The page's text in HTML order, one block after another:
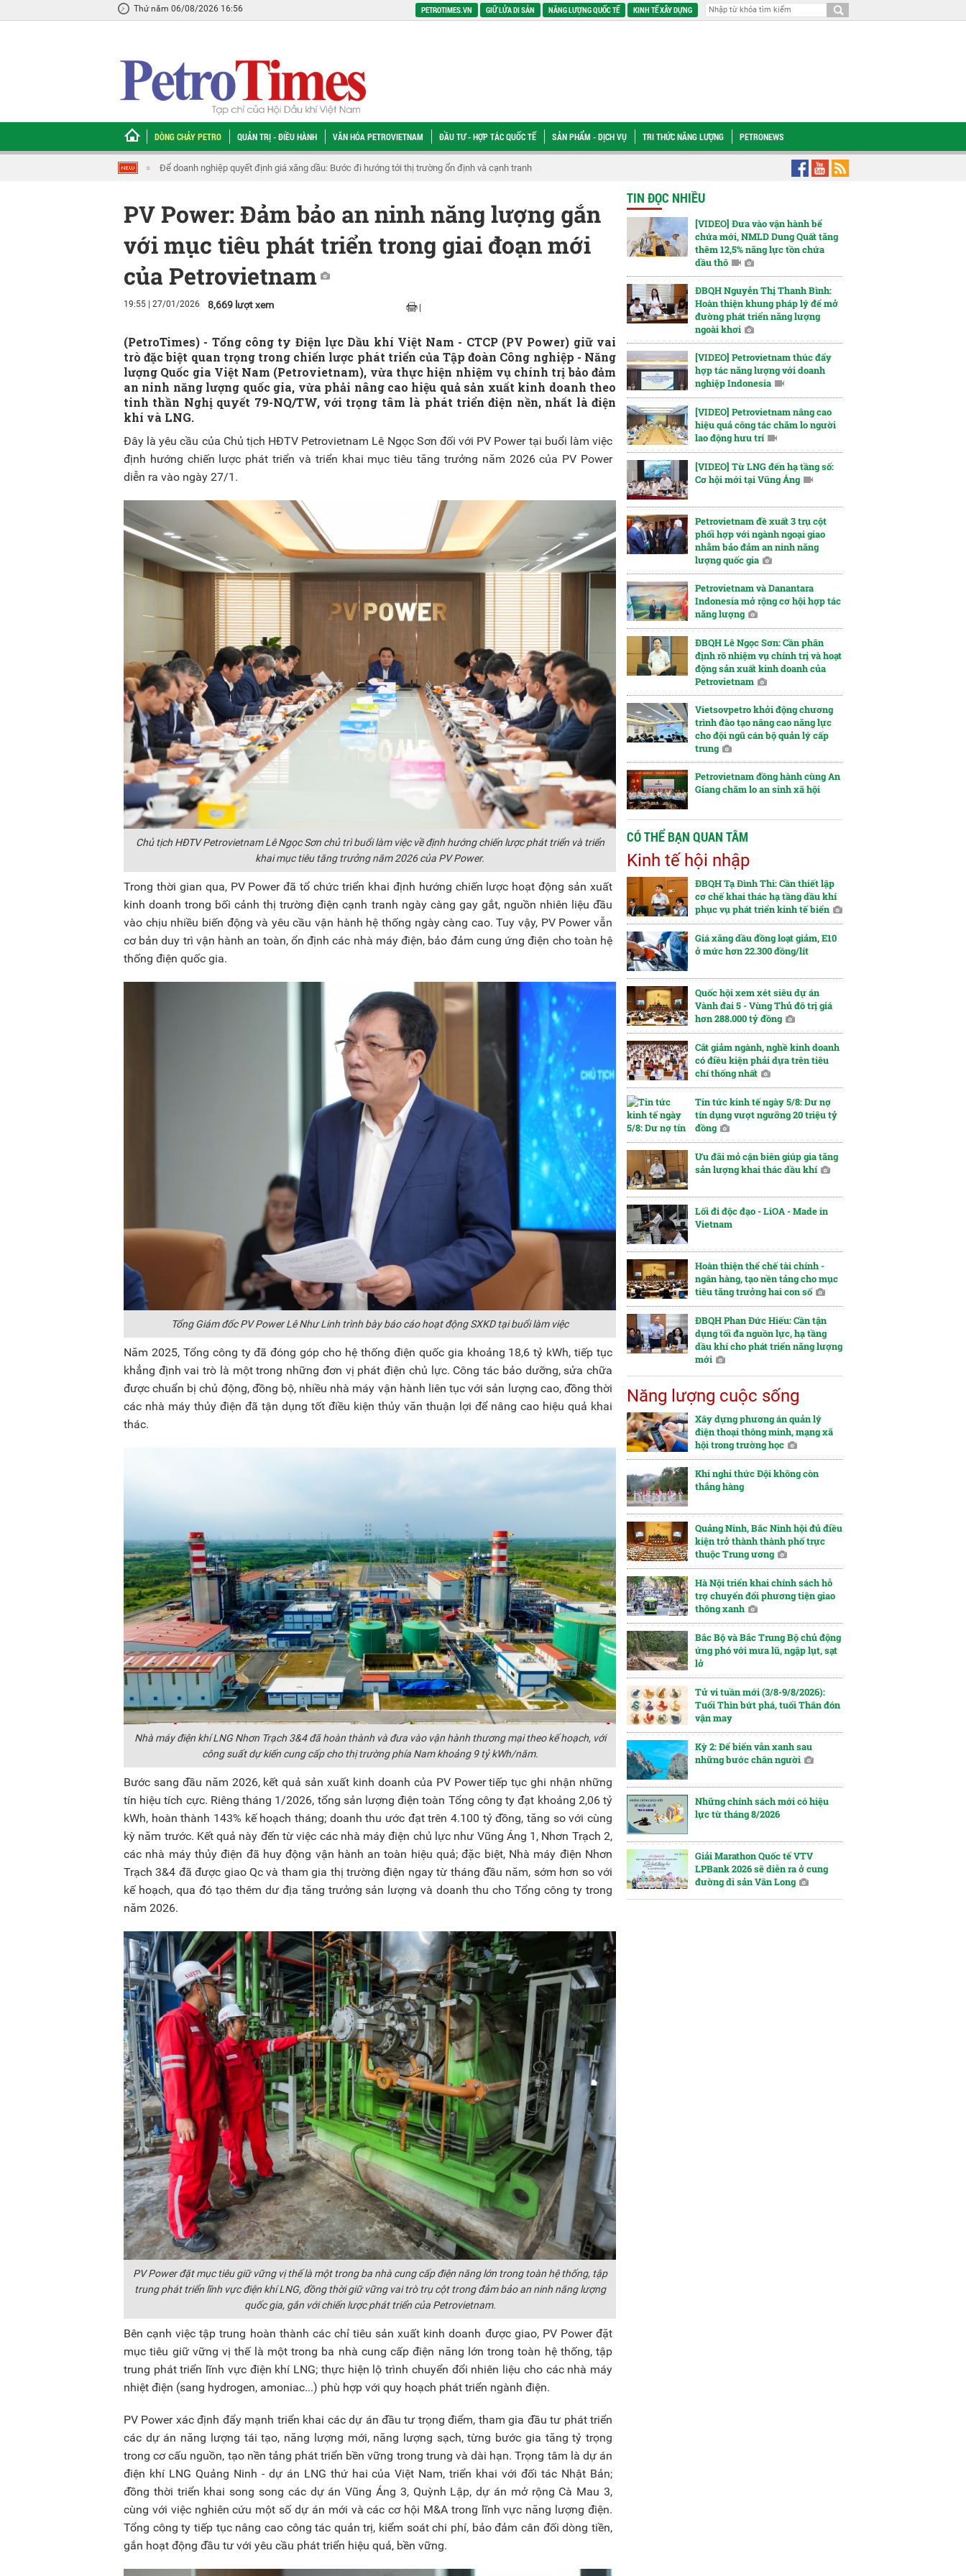
Thứ năm 06/08/2026 16:56 PETROTIMES.VN GIỮ LỬA DI SẢN NĂNG LƯỢNG QUỐC TẾ KINH TẾ XÂY DỰNG
DÒNG CHẢY PETRO QUẢN TRỊ - ĐIỀU HÀNH VĂN HÓA PETROVIETNAM ĐẦU TƯ - HỢP TÁC QUỐC TẾ SẢN PHẨM - DỊCH VỤ TRI THỨC NĂNG LƯỢNG PETRONEWS
ĐBQH Tạ Đình Thi: Cần thiết lập cơ chế khai thác hạ tầng dầu khí phục vụ phát triển kinh tế biển Chi bộ PVNDB sinh hoạt định kỳ tháng 8/2026 với chủ đề “Khát vọng tìm dầu để làm giàu cho Tổ
PV Power: Đảm bảo an ninh năng lượng gắn
với mục tiêu phát triển trong giai đoạn mới
của Petrovietnam
19:55 | 27/01/2026 8,669 lượt xem |
(PetroTimes) - Tổng công ty Điện lực Dầu khí Việt Nam - CTCP (PV Power) giữ vai
trò đặc biệt quan trọng trong chiến lược phát triển của Tập đoàn Công nghiệp - Năng
lượng Quốc gia Việt Nam (Petrovietnam), vừa thực hiện nhiệm vụ chính trị bảo đảm
an ninh năng lượng quốc gia, vừa phải nâng cao hiệu quả sản xuất kinh doanh theo
tinh thần Nghị quyết 79-NQ/TW, với trọng tâm là phát triển điện nền, nhất là điện
khí và LNG.
Đây là yêu cầu của Chủ tịch HĐTV Petrovietnam Lê Ngọc Sơn đối với PV Power tại buổi làm việc
định hướng chiến lược phát triển và triển khai mục tiêu tăng trưởng năm 2026 của PV Power
diễn ra vào ngày 27/1.
Chủ tịch HĐTV Petrovietnam Lê Ngọc Sơn chủ trì buổi làm việc về định hướng chiến lược phát triển và triển
khai mục tiêu tăng trưởng năm 2026 của PV Power.
Trong thời gian qua, PV Power đã tổ chức triển khai định hướng chiến lược hoạt động sản xuất
kinh doanh trong bối cảnh thị trường điện cạnh tranh ngày càng gay gắt, nguồn nhiên liệu đầu
vào chịu nhiều biến động và yêu cầu vận hành hệ thống ngày càng cao. Tuy vậy, PV Power vẫn
cơ bản duy trì vận hành an toàn, ổn định các nhà máy điện, bảo đảm cung ứng điện cho toàn hệ
thống điện quốc gia.
Tổng Giám đốc PV Power Lê Như Linh trình bày báo cáo hoạt động SXKD tại buổi làm việc
Năm 2025, Tổng công ty đã đóng góp cho hệ thống điện quốc gia khoảng 18,6 tỷ kWh, tiếp tục
khẳng định vai trò là một trong những đơn vị phát điện chủ lực. Công tác bảo dưỡng, sửa chữa
được chuẩn bị chủ động, đồng bộ, nhiều nhà máy vận hành liên tục với sản lượng cao, đồng thời
các nhà máy thủy điện đã tận dụng tốt điều kiện thủy văn thuận lợi để nâng cao hiệu quả khai
thác.
Nhà máy điện khí LNG Nhơn Trạch 3&4 đã hoàn thành và đưa vào vận hành thương mại theo kế hoạch, với
công suất dự kiến cung cấp cho thị trường phía Nam khoảng 9 tỷ kWh/năm.
Bước sang đầu năm 2026, kết quả sản xuất kinh doanh của PV Power tiếp tục ghi nhận những
tín hiệu tích cực. Riêng tháng 1/2026, tổng sản lượng điện toàn Tổng công ty đạt khoảng 2,06 tỷ
kWh, hoàn thành 143% kế hoạch tháng; doanh thu ước đạt trên 4.100 tỷ đồng, tăng so với cùng
kỳ năm trước. Kết quả này đến từ việc các nhà máy điện chủ lực như Vũng Áng 1, Nhơn Trạch 2,
các nhà máy thủy điện đã huy động vận hành an toàn hiệu quả; đặc biệt, Nhà máy điện Nhơn
Trạch 3&4 đã được giao Qc và tham gia thị trường điện ngay từ tháng đầu năm, sớm hơn so với
kế hoạch, qua đó tạo thêm dư địa tăng trưởng sản lượng và doanh thu cho Tổng công ty trong
năm 2026.
PV Power đặt mục tiêu giữ vững vị thế là một trong ba nhà cung cấp điện năng lớn trong toàn hệ thống, tập
trung phát triển lĩnh vực điện khí LNG, đồng thời giữ vững vai trò trụ cột trong đảm bảo an ninh năng lượng
quốc gia, gắn với chiến lược phát triển của Petrovietnam.
Bên cạnh việc tập trung hoàn thành các chỉ tiêu sản xuất kinh doanh được giao, PV Power đặt
mục tiêu giữ vững vị thế là một trong ba nhà cung cấp điện năng lớn trong toàn hệ thống, tập
trung phát triển lĩnh vực điện khí LNG; thực hiện lộ trình chuyển đổi nhiên liệu cho các nhà máy
nhiệt điện (sang hydrogen, amoniac...) phù hợp với quy hoạch phát triển ngành điện.
PV Power xác định đẩy mạnh triển khai các dự án đầu tư trọng điểm, tham gia đầu tư phát triển
các dự án năng lượng tái tạo, năng lượng mới, năng lượng sạch, từng bước gia tăng tỷ trọng
trong cơ cấu nguồn, tạo nền tảng phát triển bền vững trong trung và dài hạn. Trọng tâm là dự án
điện khí LNG Quảng Ninh - dự án LNG thứ hai của Việt Nam, triển khai với đối tác Nhật Bản;
đồng thời triển khai song song các dự án Vũng Áng 3, Quỳnh Lập, dự án mở rộng Cà Mau 3,
cùng với việc nghiên cứu một số dự án mới và các cơ hội M&A trong lĩnh vực năng lượng điện.
Tổng công ty tiếp tục nâng cao công tác quản trị, kiểm soát chi phí, bảo đảm cân đối dòng tiền,
gắn hoạt động đầu tư với yêu cầu phát triển hiệu quả, bền vững.
TIN ĐỌC NHIỀU
[VIDEO] Đưa vào vận hành bể
chứa mới, NMLD Dung Quất tăng
thêm 12,5% năng lực tồn chứa
dầu thô
ĐBQH Nguyễn Thị Thanh Bình:
Hoàn thiện khung pháp lý để mở
đường phát triển năng lượng
ngoài khơi
[VIDEO] Petrovietnam thúc đẩy
hợp tác năng lượng với doanh
nghiệp Indonesia
[VIDEO] Petrovietnam nâng cao
hiệu quả công tác chăm lo người
lao động hưu trí
[VIDEO] Từ LNG đến hạ tầng số:
Cơ hội mới tại Vũng Áng
Petrovietnam đề xuất 3 trụ cột
phối hợp với ngành ngoại giao
nhằm bảo đảm an ninh năng
lượng quốc gia
Petrovietnam và Danantara
Indonesia mở rộng cơ hội hợp tác
năng lượng
ĐBQH Lê Ngọc Sơn: Cần phân
định rõ nhiệm vụ chính trị và hoạt
động sản xuất kinh doanh của
Petrovietnam
Vietsovpetro khởi động chương
trình đào tạo nâng cao năng lực
cho đội ngũ cán bộ quản lý cấp
trung
Petrovietnam đồng hành cùng An
Giang chăm lo an sinh xã hội
CÓ THỂ BẠN QUAN TÂM
Kinh tế hội nhập
ĐBQH Tạ Đình Thi: Cần thiết lập
cơ chế khai thác hạ tầng dầu khí
phục vụ phát triển kinh tế biển
Giá xăng dầu đồng loạt giảm, E10
ở mức hơn 22.300 đồng/lít
Quốc hội xem xét siêu dự án
Vành đai 5 - Vùng Thủ đô trị giá
hơn 288.000 tỷ đồng
Cắt giảm ngành, nghề kinh doanh
có điều kiện phải dựa trên tiêu
chí thống nhất
Tin tức kinh tế ngày 5/8: Dư nợ
tín dụng vượt ngưỡng 20 triệu tỷ
đồng
Ưu đãi mỏ cận biên giúp gia tăng
sản lượng khai thác dầu khí
Lối đi độc đạo - LiOA - Made in
Vietnam
Hoàn thiện thể chế tài chính -
ngân hàng, tạo nền tảng cho mục
tiêu tăng trưởng hai con số
ĐBQH Phan Đức Hiếu: Cần tận
dụng tối đa nguồn lực, hạ tầng
dầu khí cho phát triển năng lượng
mới
Năng lượng cuộc sống
Xây dựng phương án quản lý
điện thoại thông minh, mạng xã
hội trong trường học
Khi nghi thức Đội không còn
thẳng hàng
Quảng Ninh, Bắc Ninh hội đủ điều
kiện trở thành thành phố trực
thuộc Trung ương
Hà Nội triển khai chính sách hỗ
trợ chuyển đổi phương tiện giao
thông xanh
Bắc Bộ và Bắc Trung Bộ chủ động
ứng phó với mưa lũ, ngập lụt, sạt
lở
Tử vi tuần mới (3/8-9/8/2026):
Tuổi Thìn bứt phá, tuổi Thân đón
vận may
Kỳ 2: Để biển vẫn xanh sau
những bước chân người
Những chính sách mới có hiệu
lực từ tháng 8/2026
Giải Marathon Quốc tế VTV
LPBank 2026 sẽ diễn ra ở cung
đường di sản Vân Long